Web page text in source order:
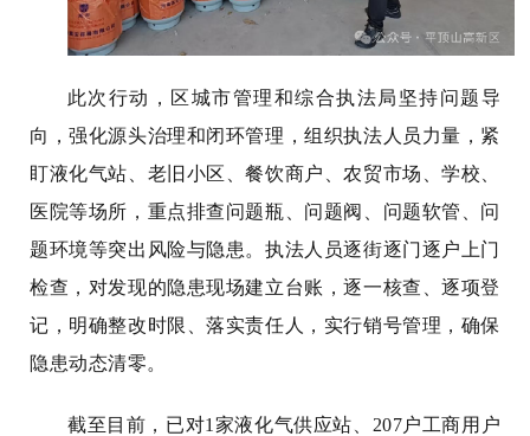
此次行动，区城市管理和综合执法局坚持问题导
向，强化源头治理和闭环管理，组织执法人员力量，紧
盯液化气站、老旧小区、餐饮商户、农贸市场、学校、
医院等场所，重点排查问题瓶、问题阀、问题软管、问
题环境等突出风险与隐患。执法人员逐街逐门逐户上门
检查，对发现的隐患现场建立台账，逐一核查、逐项登
记，明确整改时限、落实责任人，实行销号管理，确保
隐患动态清零。
截至目前，已对1家液化气供应站、207户工商用户